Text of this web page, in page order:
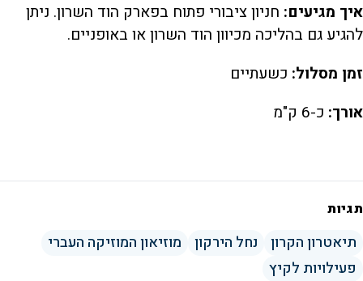
איך מגיעים: חניון ציבורי פתוח בפארק הוד השרון. ניתן
להגיע גם בהליכה מכיוון הוד השרון או באופניים.
זמן מסלול: כשעתיים
אורך: כ-6 ק"מ
תגיות
תיאטרון הקרון נחל הירקון
מוזיאון המוזיקה העברי
פעילויות לקיץ